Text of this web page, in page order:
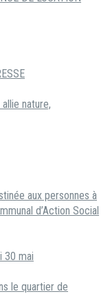
nature,
aux personnes à
d’Action Social
30 mai
le quartier de